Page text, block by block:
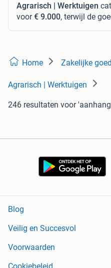
Agrarisch | Werktuigen
voor€ 9.000, terwijl de
Home Zakelijke
Agrarisch | Werktuigen
246 resultaten voor
Blog
Veilig en Succesvol
Voorwaarden